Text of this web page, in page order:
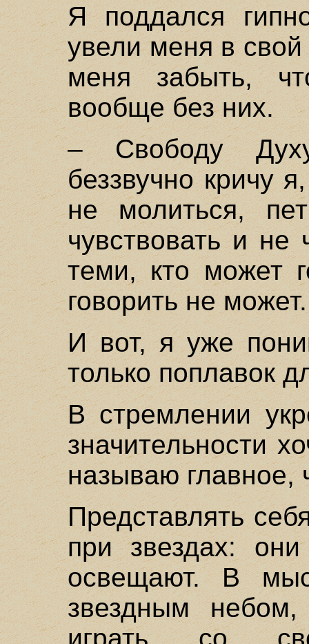
Я поддался
увели меня в свой
меня забыть,
вообще без них.
– Свободу
беззвучно кричу
не молиться,
чувствовать и не
теми, кто может
говорить не может.
И вот, я уже
только поплавок
В стремлении
значительности
называю главное,
Представлять
при звездах:
освещают. В
звездным небом,
играть со